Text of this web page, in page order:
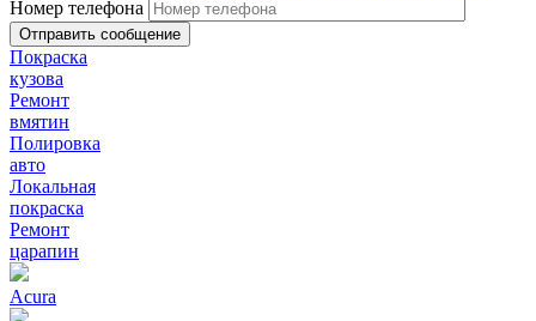
Номер телефона
Покраска
кузова
Ремонт
вмятин
Полировка
авто
Локальная
покраска
Ремонт
царапин
Acura